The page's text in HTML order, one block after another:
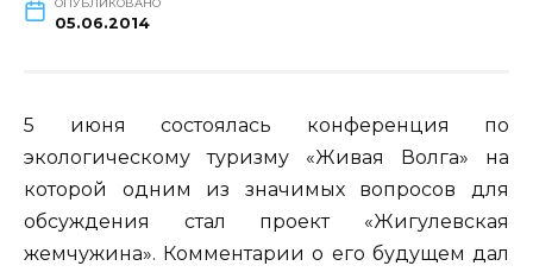
ОПУБЛИКОВАНО
05.06.2014
5 июня состоялась конференция по
экологическому туризму «Живая Волга» на
которой одним из значимых вопросов для
обсуждения стал проект «Жигулевская
жемчужина». Комментарии о его будущем дал